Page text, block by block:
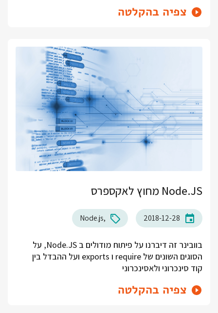
צפיה בהקלטה
Node.JS מחוץ לאקספרס
2018-12-28
Node.js
בוובינר זה דיברנו על פיתוח מודולים ב Node.JS, על
הסוגים השונים של require ו exports ועל ההבדל בין
קוד סינכרוני ולאסינכרוני
צפיה בהקלטה